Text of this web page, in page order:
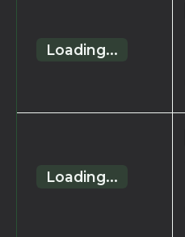
Loading...
Loading...